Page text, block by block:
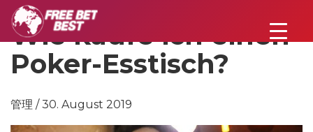
Wie kaufe ich einen
Poker-Esstisch?
管理 / 30. August 2019